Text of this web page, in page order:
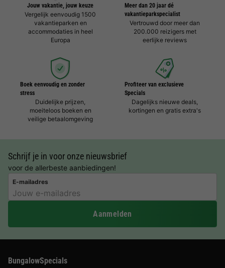
Jouw vakantie, jouw keuze
Vergelijk eenvoudig 1500
vakantieparken en
accommodaties in heel
Europa
Meer dan 20 jaar dé
vakantieparkspecialist
Vertrouwd door meer dan
200.000 reizigers met
eerlijke reviews
Boek eenvoudig en zonder
stress
Duidelijke prijzen,
moeiteloos boeken en
veilige betaalomgeving
Profiteer van exclusieve
Specials
Dagelijks nieuwe deals,
kortingen en gratis extra's
Schrijf je in voor onze nieuwsbrief
voor de allerbeste aanbiedingen!
E-mailadres
Aanmelden
BungalowSpecials